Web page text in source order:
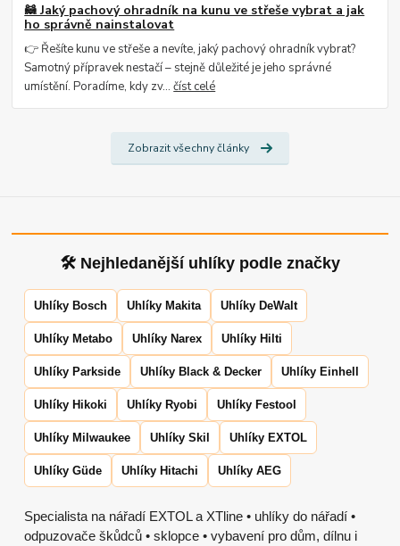
🦝 Jaký pachový ohradník na kunu ve střeše vybrat a jak
ho správně nainstalovat
👉 Řešíte kunu ve střeše a nevíte, jaký pachový ohradník vybrat?
Samotný přípravek nestačí – stejně důležité je jeho správné
umístění. Poradíme, kdy zv...číst celé
Zobrazit všechny články
🛠 Nejhledanější uhlíky podle značky
Uhlíky Bosch Uhlíky Makita Uhlíky DeWalt
Uhlíky Metabo Uhlíky Narex Uhlíky Hilti
Uhlíky Parkside Uhlíky Black & Decker Uhlíky Einhell
Uhlíky Hikoki Uhlíky Ryobi Uhlíky Festool
Uhlíky Milwaukee Uhlíky Skil Uhlíky EXTOL
Uhlíky Güde Uhlíky Hitachi Uhlíky AEG
Specialista na nářadí EXTOL a XTline • uhlíky do nářadí •
odpuzovače škůdců • sklopce • vybavení pro dům, dílnu i